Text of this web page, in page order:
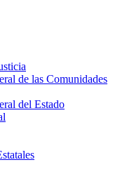
de las Comunidades
del Estado